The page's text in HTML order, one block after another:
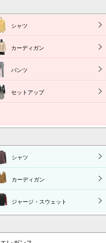
シャツ
カーディガン
パンツ
セットアップ
シャツ
カーディガン
ジャージ・スウェット